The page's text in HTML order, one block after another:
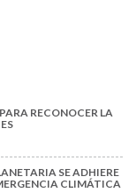
RECONOCER LA
SE ADHIERE
CLIMÁTICA